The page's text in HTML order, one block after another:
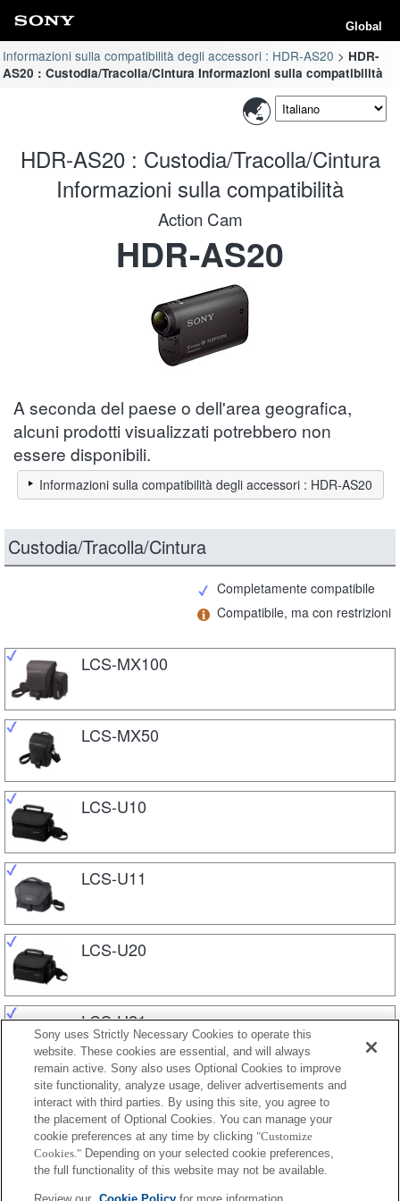
Global
Informazioni sulla compatibilità degli accessori : HDR-AS20
HDR-
AS20 : Custodia/Tracolla/Cintura Informazioni sulla compatibilità
HDR-AS20 : Custodia/Tracolla/Cintura
Informazioni sulla compatibilità
Action Cam
HDR-AS20
A seconda del paese o dell'area geografica,
alcuni prodotti visualizzati potrebbero non
essere disponibili.
Informazioni sulla compatibilità degli accessori : HDR-AS20
Custodia/Tracolla/Cintura
Completamente compatibile
Compatibile, ma con restrizioni
LCS-MX100
LCS-MX50
LCS-U10
LCS-U11
LCS-U20
LCS-U21
LCS-U30
LCS-U5
Sony uses Strictly Necessary Cookies to operate this
website. These cookies are essential, and will always
remain active. Sony also uses Optional Cookies to improve
site functionality, analyze usage, deliver advertisements and
interact with third parties. By using this site, you agree to
the placement of Optional Cookies. You can manage your
cookie preferences at any time by clicking "Customize
Cookies." Depending on your selected cookie preferences,
the full functionality of this website may not be available.